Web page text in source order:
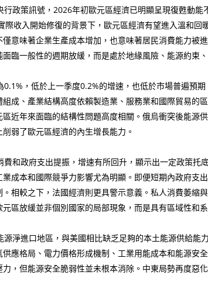
政策訊號，2026年初歐元區經濟已明顯呈現復甦動
收入開始修復的背景下，歐元區經濟有望進入溫和
意味著企業生產成本增加，也意味著居民消費能力被
臨一般性的週期放緩，而是處於地緣風險、能源約束
，低於上一季度0.2%的增速，也低於市場普遍預
成、產業結構高度依賴製造業、服務業和國際貿易的
近年來面臨的結構性問題高度相關。俄烏衝突後能源
弱了歐元區經濟的內生增長能力。
和政府支出提振，增速有所回升，顯示出一定政策托
成本和國際競爭力影響尤為明顯。即便短期內政府支
相較之下，法國經濟則更具警示意義。私人消費萎縮
區放緩並非個別國家的局部現象，而是具有區域性和
淨進口地區，與美國相比缺乏足夠的本土能源供給能
應格局、電力價格形成機制、工業用能成本和能源安
，但能源安全脆弱性並未根本消除。中東局勢再度惡